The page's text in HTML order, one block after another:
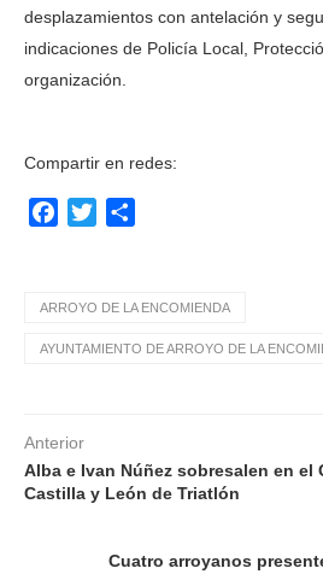
desplazamientos con antelación y
indicaciones de Policía Local,
organización.
Compartir en redes:
Facebook
Twitter
ARROYO DE LA ENCOMIENDA
AYUNTAMIENTO DE ARROYO DE LA
Anterior
Alba e Ivan Núñez sobresalen en el
Castilla y León de Triatlón
Cuatro arroyanos